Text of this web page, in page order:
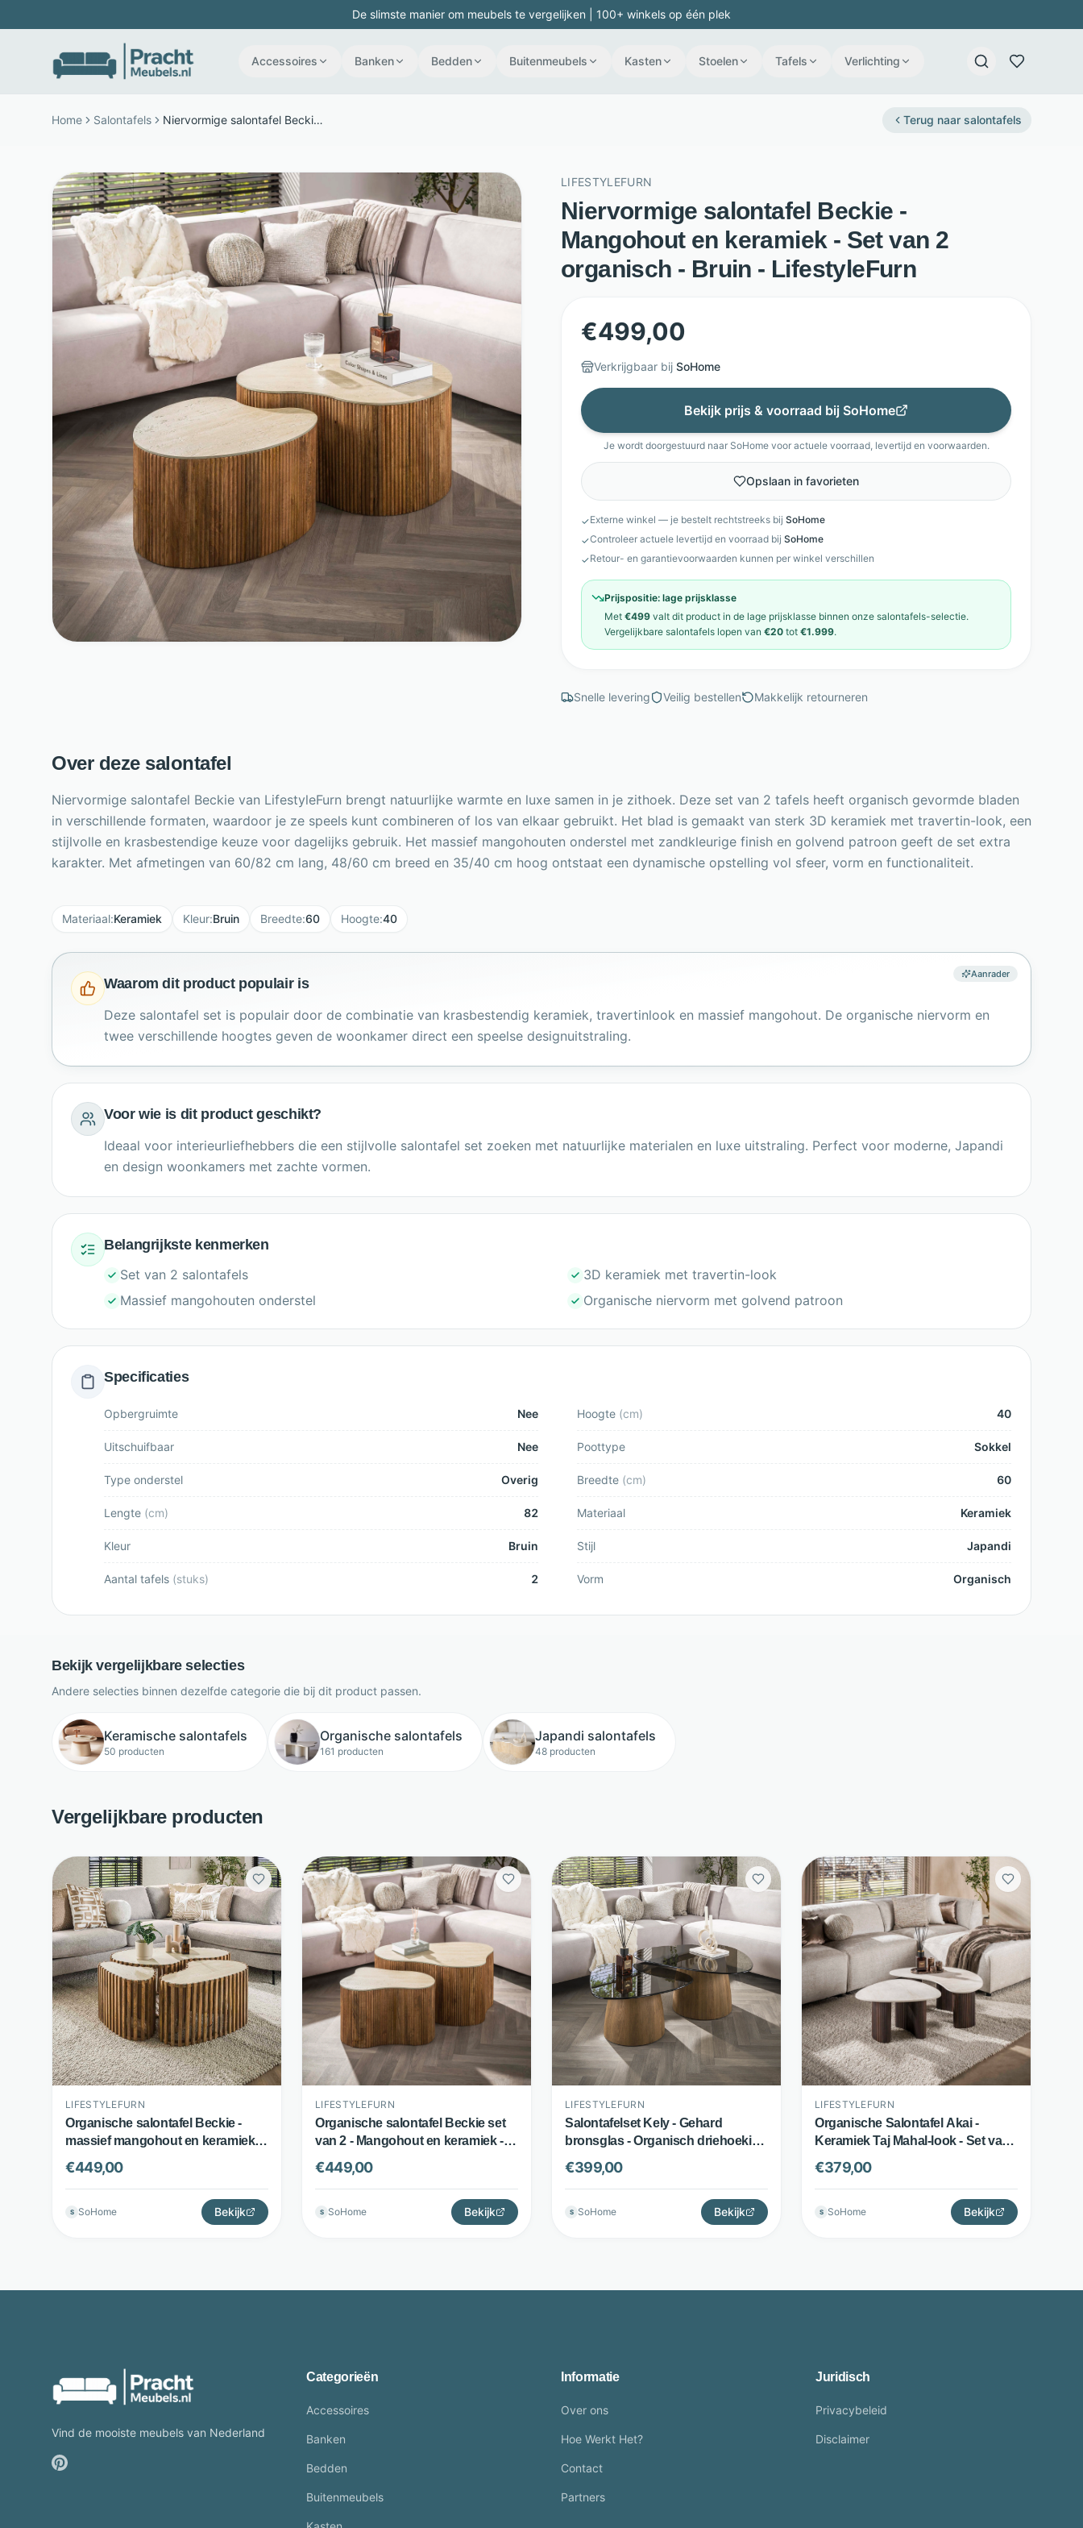
De slimste manier om meubels te vergelijken | 100+ winkels op één plek
Accessoires Banken Bedden Buitenmeubels Kasten Stoelen Tafels Verlichting
Home Salontafels Niervormige salontafel Beckie - Mangohout en keramiek - Set van 2 organisch - Bruin - LifestyleFurn Terug naar salontafels
LIFESTYLEFURN
Niervormige salontafel Beckie -
Mangohout en keramiek - Set van 2
organisch - Bruin - LifestyleFurn
€499,00
Verkrijgbaar bij SoHome
Bekijk prijs & voorraad bij SoHome
Je wordt doorgestuurd naar SoHomevoor actuele voorraad, levertijd en voorwaarden.
Opslaan in favorieten
✓Externe winkel — je bestelt rechtstreeks bij SoHome
✓Controleer actuele levertijd en voorraad bij SoHome
✓Retour- en garantievoorwaarden kunnen per winkel verschillen
Prijspositie: lage prijsklasse
Met €499 valt dit product in de lage prijsklasse binnen onze salontafels-selectie.
Vergelijkbare salontafels lopen van €20 tot €1.999.
Snelle levering Veilig bestellen Makkelijk retourneren
Over deze salontafel
Niervormige salontafel Beckie van LifestyleFurn brengt natuurlijke warmte en luxe samen in je zithoek. Deze set van 2 tafels heeft organisch gevormde bladen
in verschillende formaten, waardoor je ze speels kunt combineren of los van elkaar gebruikt. Het blad is gemaakt van sterk 3D keramiek met travertin-look, een
stijlvolle en krasbestendige keuze voor dagelijks gebruik. Het massief mangohouten onderstel met zandkleurige finish en golvend patroon geeft de set extra
karakter. Met afmetingen van 60/82 cm lang, 48/60 cm breed en 35/40 cm hoog ontstaat een dynamische opstelling vol sfeer, vorm en functionaliteit.
Materiaal:Keramiek Kleur:Bruin Breedte:60 Hoogte:40
Aanrader
Waarom dit product populair is
Deze salontafel set is populair door de combinatie van krasbestendig keramiek, travertinlook en massief mangohout. De organische niervorm en
twee verschillende hoogtes geven de woonkamer direct een speelse designuitstraling.
Voor wie is dit product geschikt?
Ideaal voor interieurliefhebbers die een stijlvolle salontafel set zoeken met natuurlijke materialen en luxe uitstraling. Perfect voor moderne, Japandi
en design woonkamers met zachte vormen.
Belangrijkste kenmerken
Set van 2 salontafels
3D keramiek met travertin-look
Massief mangohouten onderstel
Organische niervorm met golvend patroon
Specificaties
Opbergruimte Nee Hoogte (cm) 40
Uitschuifbaar Nee Poottype Sokkel
Type onderstel Overig Breedte (cm) 60
Lengte (cm) 82 Materiaal Keramiek
Kleur Bruin Stijl Japandi
Aantal tafels (stuks) 2 Vorm Organisch
Bekijk vergelijkbare selecties
Andere selecties binnen dezelfde categorie die bij dit product passen.
Keramische salontafels
50 producten
Organische salontafels
161 producten
Japandi salontafels
48 producten
Vergelijkbare producten
LIFESTYLEFURN
Organische salontafel Beckie -
massief mangohout en keramiek -
set van 3 - zandkleur -
LifestyleFurn
€449,00
S SoHome Bekijk
LIFESTYLEFURN
Organische salontafel Beckie set
van 2 - Mangohout en keramiek -
Travertin-look blad - Bruin -
LifestyleFurn
€449,00
S SoHome Bekijk
LIFESTYLEFURN
Salontafelset Kely - Gehard
bronsglas - Organisch driehoekig
design set van 2 - Bruin -
LifestyleFurn
€399,00
S SoHome Bekijk
LIFESTYLEFURN
Organische Salontafel Akai -
Keramiek Taj Mahal-look - Set van
2 - Bruin - LifestyleFurn
€379,00
S SoHome Bekijk
Vind de mooiste meubels van Nederland
Categorieën
Accessoires
Banken
Bedden
Buitenmeubels
Informatie
Over ons
Hoe Werkt Het?
Contact
Partners
Juridisch
Privacybeleid
Disclaimer